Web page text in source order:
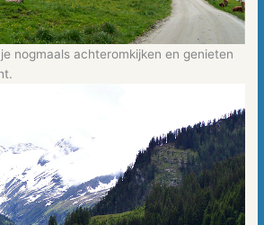
nogmaals achteromkijken en genieten